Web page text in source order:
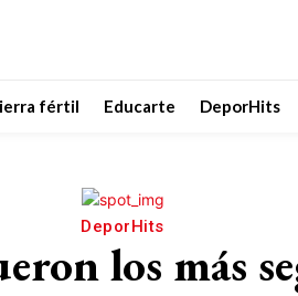
fértil Educarte DeporHits
DeporHits
los más